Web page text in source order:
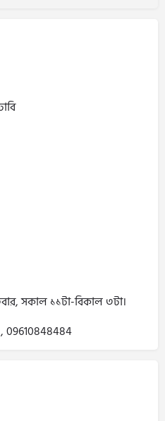
সকাল ১১টা-বিকাল ৩টা।
, 09610848484